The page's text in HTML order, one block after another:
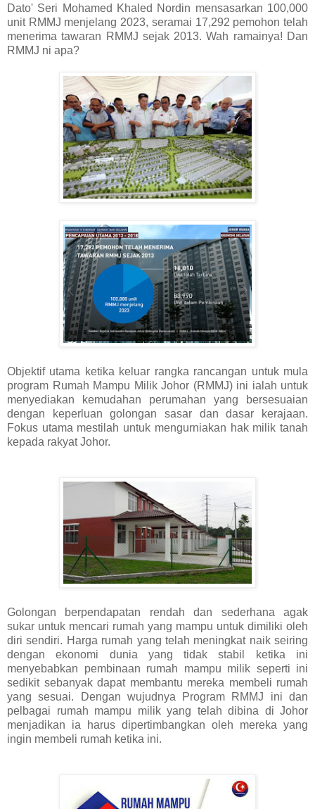
Dato' Seri Mohamed Khaled Nordin mensasarkan 100,000
unit RMMJ menjelang 2023, seramai 17,292 pemohon telah
menerima tawaran RMMJ sejak 2013. Wah ramainya! Dan
RMMJ ni apa?
Objektif utama ketika keluar rangka rancangan untuk mula
program Rumah Mampu Milik Johor (RMMJ) ini ialah untuk
menyediakan kemudahan perumahan yang bersesuaian
dengan keperluan golongan sasar dan dasar kerajaan.
Fokus utama mestilah untuk mengurniakan hak milik tanah
kepada rakyat Johor.
Golongan berpendapatan rendah dan sederhana agak
sukar untuk mencari rumah yang mampu untuk dimiliki oleh
diri sendiri. Harga rumah yang telah meningkat naik seiring
dengan ekonomi dunia yang tidak stabil ketika ini
menyebabkan pembinaan rumah mampu milik seperti ini
sedikit sebanyak dapat membantu mereka membeli rumah
yang sesuai. Dengan wujudnya Program RMMJ ini dan
pelbagai rumah mampu milik yang telah dibina di Johor
menjadikan ia harus dipertimbangkan oleh mereka yang
ingin membeli rumah ketika ini.